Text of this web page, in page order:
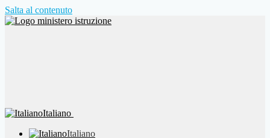
Salta al contenuto
Italiano
Italiano